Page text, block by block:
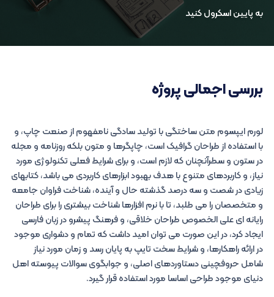
به پایین اسکرول کنید
بررسی اجمالی پروژه
لورم ایپسوم متن ساختگی با تولید سادگی نامفهوم از صنعت چاپ، و
با استفاده از طراحان گرافیک است، چاپگرها و متون بلکه روزنامه و مجله
در ستون و سطرآنچنان که لازم است، و برای شرایط فعلی تکنولوژی مورد
نیاز، و کاربردهای متنوع با هدف بهبود ابزارهای کاربردی می باشد، کتابهای
زیادی در شصت و سه درصد گذشته حال و آینده، شناخت فراوان جامعه
و متخصصان را می طلبد، تا با نرم افزارها شناخت بیشتری را برای طراحان
رایانه ای علی الخصوص طراحان خلاقی، و فرهنگ پیشرو در زبان فارسی
ایجاد کرد، در این صورت می توان امید داشت که تمام و دشواری موجود
در ارائه راهکارها، و شرایط سخت تایپ به پایان رسد و زمان مورد نیاز
شامل حروفچینی دستاوردهای اصلی، و جوابگوی سوالات پیوسته اهل
دنیای موجود طراحی اساسا مورد استفاده قرار گیرد.